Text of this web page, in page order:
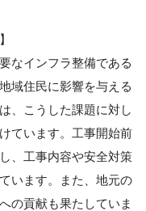
なインフラ整備である
域住民に影響を与える
、こうした課題に対し
ています。工事開始前
、工事内容や安全対策
います。また、地元の
の貢献も果たしていま